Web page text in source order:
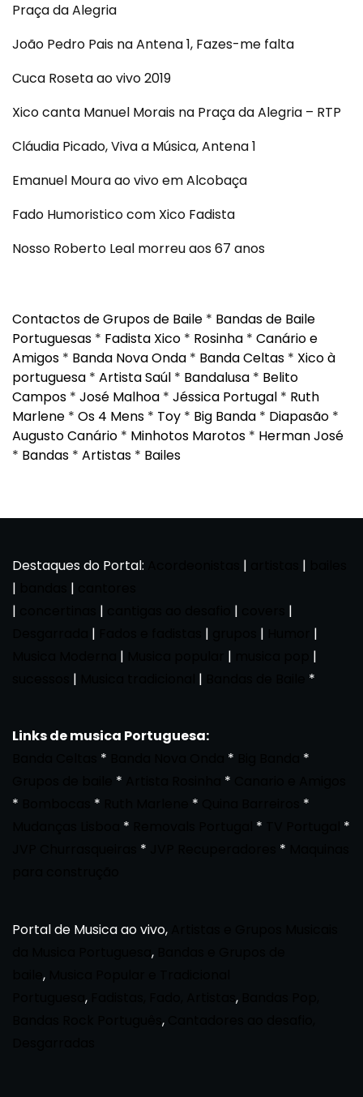
Praça da Alegria
João Pedro Pais na Antena 1, Fazes-me falta
Cuca Roseta ao vivo 2019
Xico canta Manuel Morais na Praça da Alegria – RTP
Cláudia Picado, Viva a Música, Antena 1
Emanuel Moura ao vivo em Alcobaça
Fado Humoristico com Xico Fadista
Nosso Roberto Leal morreu aos 67 anos
Contactos de Grupos de Baile * Bandas de Baile
Portuguesas * Fadista Xico * Rosinha * Canário e
Amigos * Banda Nova Onda * Banda Celtas * Xico à
portuguesa * Artista Saúl * Bandalusa * Belito
Campos * José Malhoa * Jéssica Portugal * Ruth
Marlene * Os 4 Mens * Toy * Big Banda * Diapasão *
Augusto Canário * Minhotos Marotos * Herman José
* Bandas * Artistas * Bailes
Destaques do Portal: | |
|
|
|
| |
|
| | |
|
| |
|
| | *
Links de musica Portuguesa:
* *
*
* *
*
* *
*
* *
*
* *
Portal de Musica ao vivo,
,
,
, ,
,